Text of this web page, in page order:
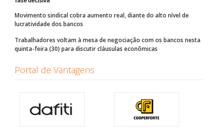
Movimento sindical cobra aumento real, diante do alto nível de
lucratividade dos bancos
Trabalhadores voltam à mesa de negociação com os bancos nesta
quinta-feira (30) para discutir cláusulas econômicas
Portal de Vantagens